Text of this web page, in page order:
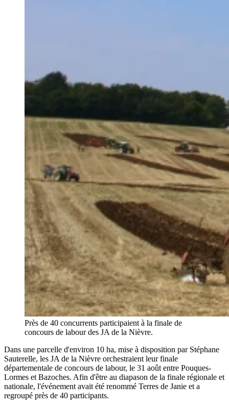
Près de 40 concurrents participaient à la finale de
concours de labour des JA de la Nièvre.
Dans une parcelle d'environ 10 ha, mise à disposition par Stéphane
Sauterelle, les JA de la Nièvre orchestraient leur finale
départementale de concours de labour, le 31 août entre Pouques-
Lormes et Bazoches. Afin d'être au diapason de la finale régionale et
nationale, l'événement avait été renommé Terres de Janie et a
regroupé près de 40 participants.